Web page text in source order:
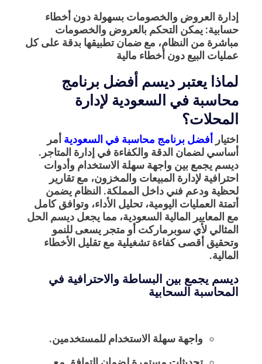
إدارة العروض والخصومات بسهولة دون أخطاء
حسابية: يمكن التحكم بالعروض والخصومات
مباشرة من النظام، مع ضمان تطبيقها بدقة على كل
عمليات البيع دون أخطاء مالية
لماذا يعتبر ديسم أفضل برنامج
محاسبة في السعودية لإدارة
المحلات؟
اختيار أفضل برنامج محاسبة في السعودية أمر
أساسي لضمان الدقة والكفاءة في إدارة المتاجر.
ديسم يجمع بين واجهة سهلة الاستخدام وأدوات
احترافية لإدارة المبيعات والمخزون، مع تقارير
لحظية ودعم فني داخل المملكة. النظام يضمن
أتمتة العمليات اليومية، تحليل الأداء، وتوافق كامل
مع المعايير المالية السعودية، مما يجعل ديسم الحل
المثالي لأي سوبرماركت أو متجر يسعى للنمو
وتحقيق أقصى كفاءة تشغيلية مع تقليل الأخطاء
المالية.
ديسم يجمع بين البساطة والاحترافية في
المحاسبة السحابية
واجهة سهلة الاستخدام للمستخدمين.